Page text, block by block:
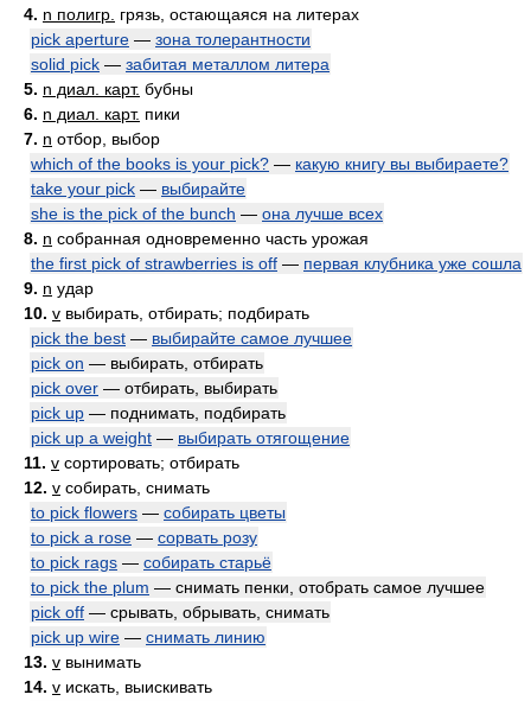
4. n полигр. грязь, остающаяся на литерах
pick aperture — зона толерантности
solid pick — забитая металлом литера
5. n диал. карт. бубны
6. n диал. карт. пики
7. n отбор, выбор
which of the books is your pick? — какую книгу вы выбираете?
take your pick — выбирайте
she is the pick of the bunch — она лучше всех
8. n собранная одновременно часть урожая
the first pick of strawberries is off — первая клубника уже сошла
9. n удар
10. v выбирать, отбирать; подбирать
pick the best — выбирайте самое лучшее
pick on — выбирать, отбирать
pick over — отбирать, выбирать
pick up — поднимать, подбирать
pick up a weight — выбирать отягощение
11. v сортировать; отбирать
12. v собирать, снимать
to pick flowers — собирать цветы
to pick a rose — сорвать розу
to pick rags — собирать старьё
to pick the plum — снимать пенки, отобрать самое лучшее
pick off — срывать, обрывать, снимать
pick up wire — снимать линию
13. v вынимать
14. v искать, выискивать